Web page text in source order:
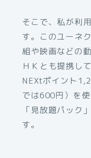
そこで、私が利
す。このユーネ
組や映画などの
ＨＫとも提携し
NEXtポイント
では600円）を
「見放題パック
す。